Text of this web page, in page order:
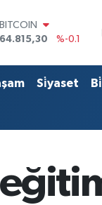
DOLAR
55,2510
%0.32
GRAM ALTIN
13.779
%-14
Si̇yaset